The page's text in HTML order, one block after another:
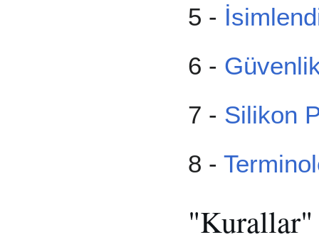
5 -
6 -
7 - Silikon
8 -
"Kurallar"